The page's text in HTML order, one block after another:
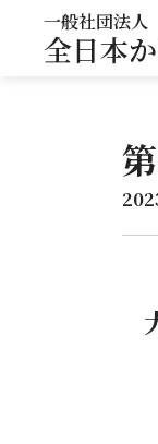
一般社団法人
全日本